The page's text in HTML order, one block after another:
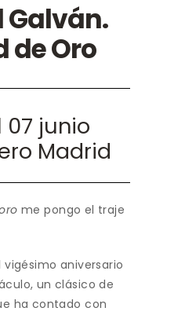
Galván.
de Oro
07 junio
Madrid
me pongo el traje
vigésimo aniversario
un clásico de
ha contado con